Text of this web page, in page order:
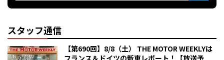
スタッフ通信
【第690回】8/8（土） THE MOTOR WEEKLYは
フランス＆ドイツの新車レポート！【放送予